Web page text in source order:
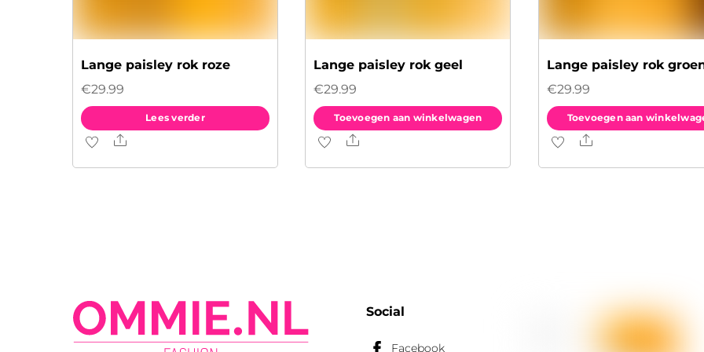
Lange paisley rok roze
€29.99
Lees verder
Share
Lange paisley rok geel
€29.99
Toevoegen aan winkelwagen
Share
Lange paisley rok
€29.99
Toevoegen aan
Share
Social
Facebook